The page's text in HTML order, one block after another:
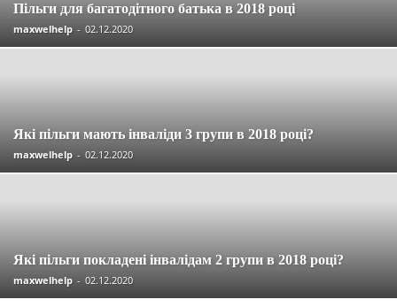
Пільги для багатодітного батька в 2018 році
maxwelhelp - 02.12.2020
Які пільги мають інваліди 3 групи в 2018 році?
maxwelhelp - 02.12.2020
Які пільги покладені інвалідам 2 групи в 2018 році?
maxwelhelp - 02.12.2020